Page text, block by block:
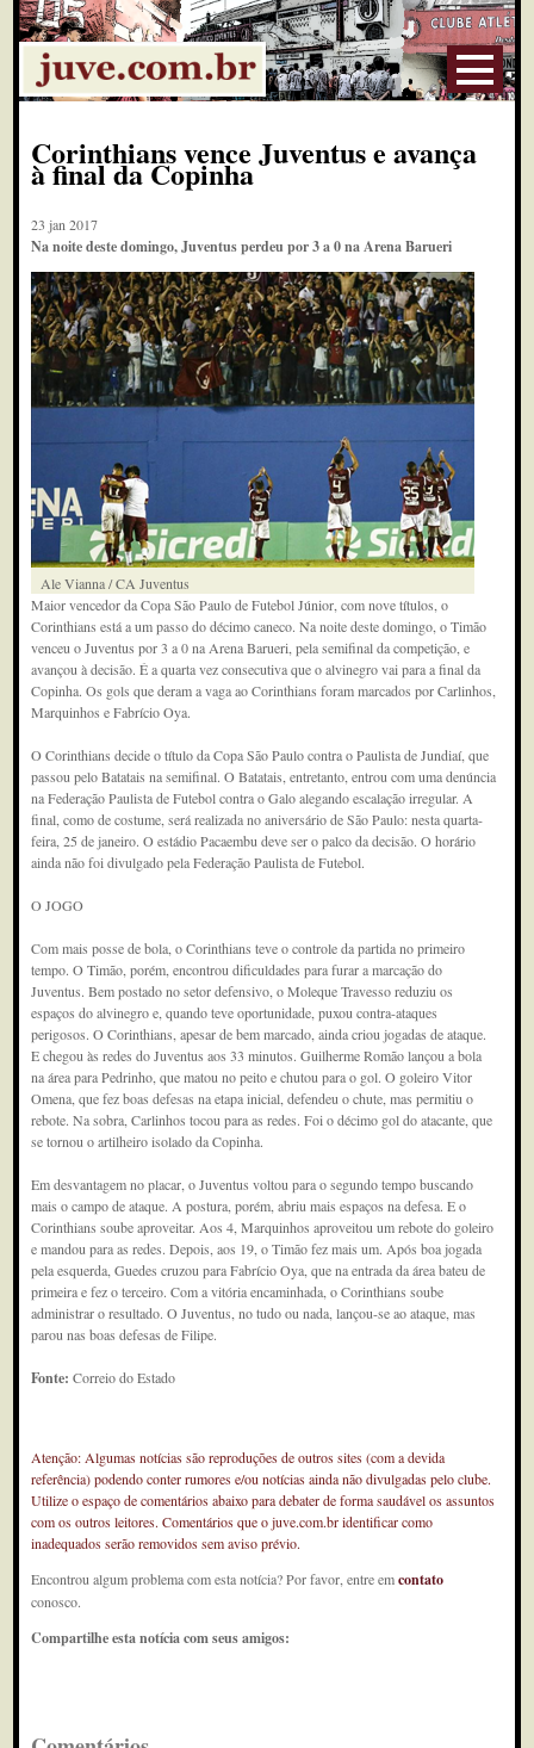
Corinthians vence Juventus e avança
à final da Copinha
23 jan 2017
Na noite deste domingo, Juventus perdeu por 3 a 0 na Arena Barueri
Ale Vianna / CA Juventus
Maior vencedor da Copa São Paulo de Futebol Júnior, com nove títulos, o
Corinthians está a um passo do décimo caneco. Na noite deste domingo, o Timão
venceu o Juventus por 3 a 0 na Arena Barueri, pela semifinal da competição, e
avançou à decisão. É a quarta vez consecutiva que o alvinegro vai para a final da
Copinha. Os gols que deram a vaga ao Corinthians foram marcados por Carlinhos,
Marquinhos e Fabrício Oya.
O Corinthians decide o título da Copa São Paulo contra o Paulista de Jundiaí, que
passou pelo Batatais na semifinal. O Batatais, entretanto, entrou com uma denúncia
na Federação Paulista de Futebol contra o Galo alegando escalação irregular. A
final, como de costume, será realizada no aniversário de São Paulo: nesta quarta-
feira, 25 de janeiro. O estádio Pacaembu deve ser o palco da decisão. O horário
ainda não foi divulgado pela Federação Paulista de Futebol.
O JOGO
Com mais posse de bola, o Corinthians teve o controle da partida no primeiro
tempo. O Timão, porém, encontrou dificuldades para furar a marcação do
Juventus. Bem postado no setor defensivo, o Moleque Travesso reduziu os
espaços do alvinegro e, quando teve oportunidade, puxou contra-ataques
perigosos. O Corinthians, apesar de bem marcado, ainda criou jogadas de ataque.
E chegou às redes do Juventus aos 33 minutos. Guilherme Romão lançou a bola
na área para Pedrinho, que matou no peito e chutou para o gol. O goleiro Vitor
Omena, que fez boas defesas na etapa inicial, defendeu o chute, mas permitiu o
rebote. Na sobra, Carlinhos tocou para as redes. Foi o décimo gol do atacante, que
se tornou o artilheiro isolado da Copinha.
Em desvantagem no placar, o Juventus voltou para o segundo tempo buscando
mais o campo de ataque. A postura, porém, abriu mais espaços na defesa. E o
Corinthians soube aproveitar. Aos 4, Marquinhos aproveitou um rebote do goleiro
e mandou para as redes. Depois, aos 19, o Timão fez mais um. Após boa jogada
pela esquerda, Guedes cruzou para Fabrício Oya, que na entrada da área bateu de
primeira e fez o terceiro. Com a vitória encaminhada, o Corinthians soube
administrar o resultado. O Juventus, no tudo ou nada, lançou-se ao ataque, mas
parou nas boas defesas de Filipe.
Fonte:Correio do Estado
Atenção: Algumas notícias são reproduções de outros sites (com a devida
referência) podendo conter rumores e/ou notícias ainda não divulgadas pelo clube.
Utilize o espaço de comentários abaixo para debater de forma saudável os assuntos
com os outros leitores. Comentários que o juve.com.br identificar como
inadequados serão removidos sem aviso prévio.
Encontrou algum problema com esta notícia? Por favor, entre emcontato
conosco.
Compartilhe esta notícia com seus amigos: